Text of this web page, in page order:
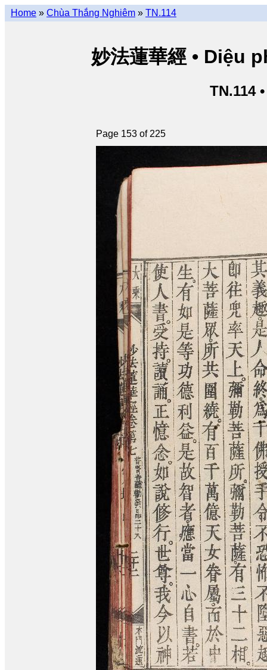
Home » Chùa Thắng Nghiêm » TN.114
妙法蓮華經 • Diệu
TN.114
Page 153 of 225